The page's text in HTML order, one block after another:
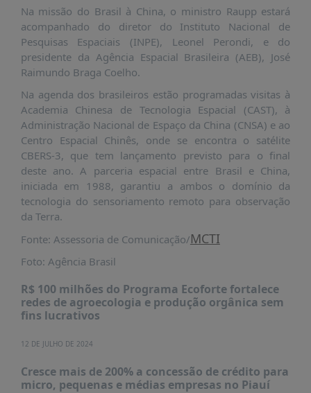
DADOS
FRENTE
PARLAMENTAR
SOBRE
A
FRENTE
MATERIAIS
INFORMAÇÕES
CURSOS
E
DISPONÍVEIS
PUBLICAÇÕES
REVISTA
LIVROS
Na missão do Brasil à China, o ministro Raupp estará
acompanhado do diretor do Instituto Nacional de
Pesquisas Espaciais (INPE), Leonel Perondi, e do
presidente da Agência Espacial Brasileira (AEB), José
Raimundo Braga Coelho.
Na agenda dos brasileiros estão programadas visitas à
Academia Chinesa de Tecnologia Espacial (CAST), à
Administração Nacional de Espaço da China (CNSA) e ao
Centro Espacial Chinês, onde se encontra o satélite
CBERS-3, que tem lançamento previsto para o final
deste ano. A parceria espacial entre Brasil e China,
iniciada em 1988, garantiu a ambos o domínio da
tecnologia do sensoriamento remoto para observação
da Terra.
Fonte: Assessoria de Comunicação/MCTI
Foto: Agência Brasil
R$ 100 milhões do Programa Ecoforte fortalece
redes de agroecologia e produção orgânica sem
fins lucrativos
12 DE JULHO DE 2024
Cresce mais de 200% a concessão de crédito para
micro, pequenas e médias empresas no Piauí